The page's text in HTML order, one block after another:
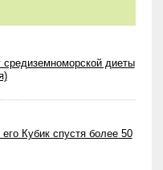
средиземноморской диеты
Кубик спустя более 50